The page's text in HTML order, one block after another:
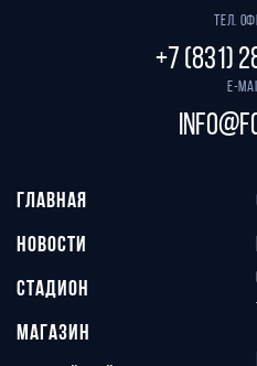
Тел.
+7 (831)
E-
ГЛАВНАЯ
НОВОСТИ
СТАДИОН
МАГАЗИН